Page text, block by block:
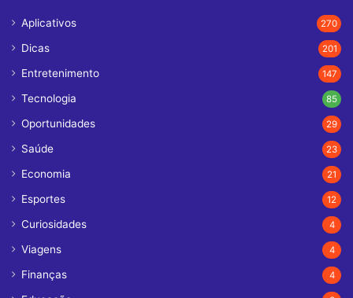
Aplicativos 270
Dicas 201
Entretenimento 147
Tecnologia 85
Oportunidades 29
Saúde 23
Economia 21
Esportes 12
Curiosidades 4
Viagens 4
Finanças 4